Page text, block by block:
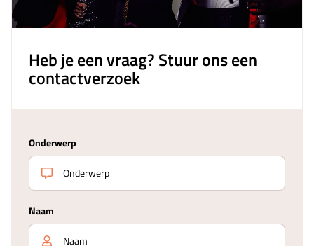
Heb je een vraag? Stuur ons een
contactverzoek
Onderwerp
Naam